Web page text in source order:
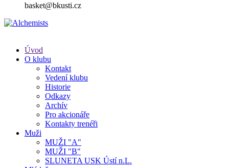
basket@bkusti.cz
Úvod
O klubu
Kontakt
Vedení klubu
Historie
Odkazy
Archív
Pro akcionáře
Kontakty trenéři
Muži
MUŽI "A"
MUŽI "B"
SLUNETA USK Ústí n.L.